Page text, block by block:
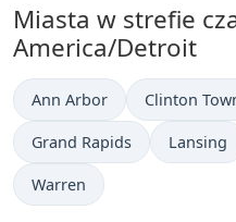
Miasta w strefie
America/Detroit
Ann Arbor Clinton
Grand Rapids Lansing
Warren